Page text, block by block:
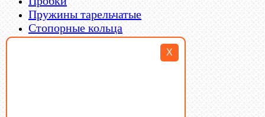
X
Пружины тарельчатые
Стопорные кольца
Такелаж